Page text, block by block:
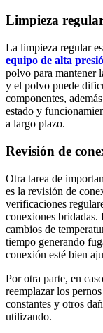
Limpieza
La limpieza regular
equipo de alta
polvo para mantener
y el polvo puede
componentes,
estado y
a largo plazo.
Revisión de
Otra tarea de
es la revisión de
verificaciones
conexiones bridadas.
cambios de
tiempo generando
conexión esté bien
Por otra parte, en
reemplazar los
constantes y otros
utilizando.